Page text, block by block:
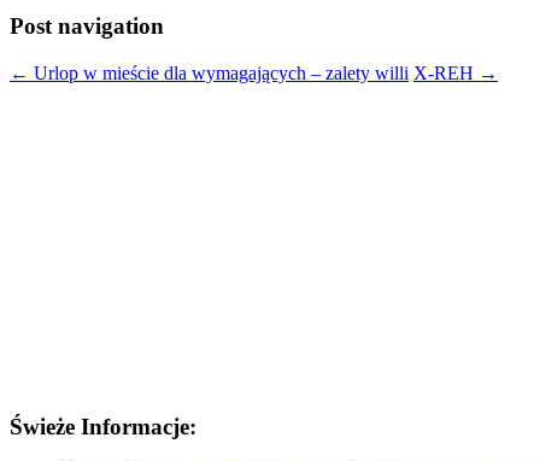
Post navigation
← Urlop w mieście dla wymagających – zalety willi X-REH →
Świeże Informacje: